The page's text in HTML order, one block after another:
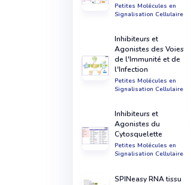
Petites Molécules en
Signalisation Cellulaire
Inhibiteurs et
Agonistes des Voies
de l'Immunité et de
l'Infection
Petites Molécules en
Signalisation Cellulaire
Inhibiteurs et
Agonistes du
Cytosquelette
Petites Molécules en
Signalisation Cellulaire
SPINeasy RNA tissu